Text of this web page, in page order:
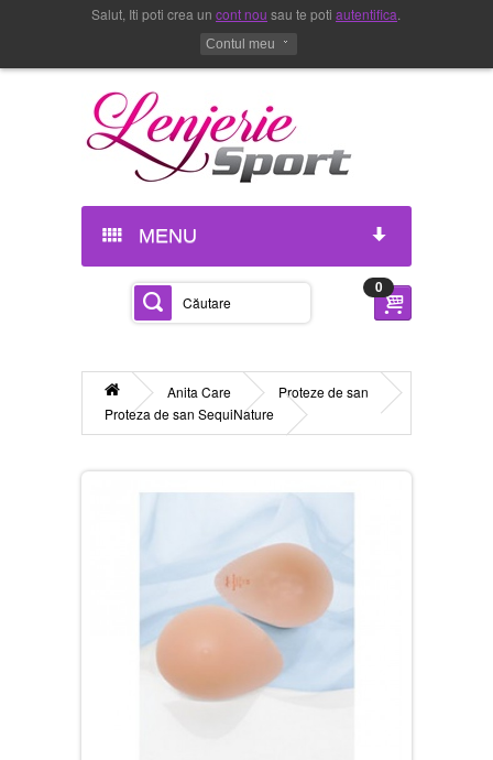
Salut, Iti poti crea un cont nou sau te poti autentifica
Contul meu
MENU
0
Anita Care
Proteze de san
Proteza de san SequiNature